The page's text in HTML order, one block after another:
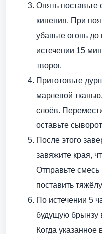
Опять поставьте
кипения. При
убавьте огонь
истечении 15
творог.
Приготовьте
марлевой
слоёв.
оставьте
После этого
завяжите края,
Отправьте
поставить
По истечении 5
будущую брынзу
Когда указанное